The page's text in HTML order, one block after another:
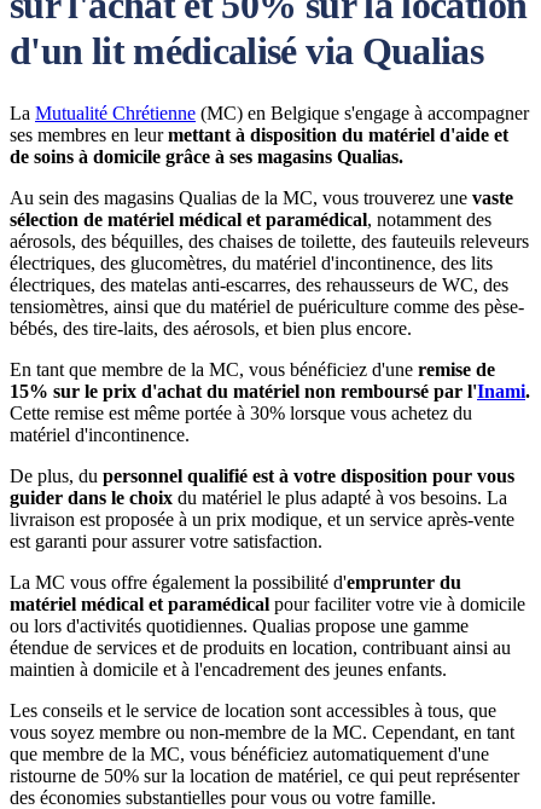
d'un lit médicalisé via Qualias
La Mutualité Chrétienne (MC) en Belgique s'engage à accompagner
ses membres en leurmettant à disposition du matériel d'aide et
de soins à domicile grâce à ses magasins Qualias.
Au sein des magasins Qualias de la MC, vous trouverez une vaste
sélection de matériel médical et paramédical, notamment des
aérosols, des béquilles, des chaises de toilette, des fauteuils releveurs
électriques, des glucomètres, du matériel d'incontinence, des lits
électriques, des matelas anti-escarres, des rehausseurs de WC, des
tensiomètres, ainsi que du matériel de puériculture comme des pèse-
bébés, des tire-laits, des aérosols, et bien plus encore.
En tant que membre de la MC, vous bénéficiez d'une remise de
15% sur le prix d'achat du matériel non remboursé par l'Inami.
Cette remise est même portée à 30% lorsque vous achetez du
matériel d'incontinence.
De plus, du personnel qualifié est à votre disposition pour vous
guider dans le choix du matériel le plus adapté à vos besoins. La
livraison est proposée à un prix modique, et un service après-vente
est garanti pour assurer votre satisfaction.
La MC vous offre également la possibilité d'emprunter du
matériel médical et paramédical pour faciliter votre vie à domicile
ou lors d'activités quotidiennes. Qualias propose une gamme
étendue de services et de produits en location, contribuant ainsi au
maintien à domicile et à l'encadrement des jeunes enfants.
Les conseils et le service de location sont accessibles à tous, que
vous soyez membre ou non-membre de la MC. Cependant, en tant
que membre de la MC, vous bénéficiez automatiquement d'une
ristourne de 50% sur la location de matériel, ce qui peut représenter
des économies substantielles pour vous ou votre famille.